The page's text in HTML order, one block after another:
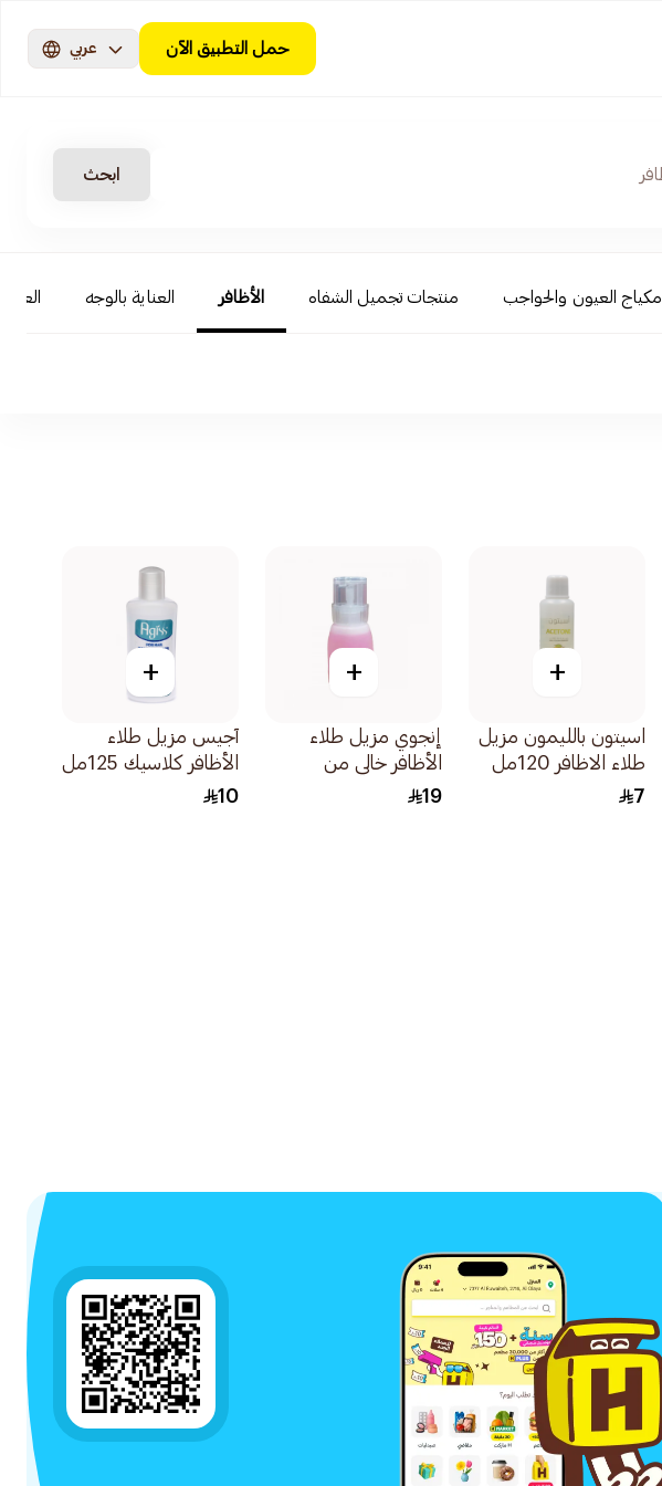
حمل التطبيق الآن عربي
ابحث
مكياج العيون والحواجب منتجات تجميل الشفاه الأظافر العناية بالوجه
+
اسيتون بالليمون مزيل
طلاء الاظافر 120مل
7
+
إنجوي مزيل طلاء
الأظافر خالي من
الأسيتون 150مل
19
+
آجيس مزيل طلاء
الأظافر كلاسيك 125مل
10